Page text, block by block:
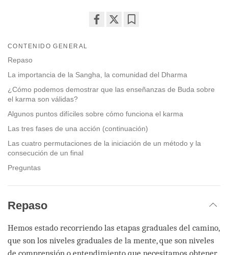
CONTENIDO GENERAL
Repaso
La importancia de la Sangha, la comunidad del Dharma
¿Cómo podemos demostrar que las enseñanzas de Buda sobre
el karma son válidas?
Algunos puntos difíciles sobre cómo funciona el karma
Las tres fases de una acción (continuación)
Las cuatro permutaciones de la iniciación de un método y la
consecución de un final
Preguntas
Repaso
Hemos estado recorriendo las etapas graduales del camino,
que son los niveles graduales de la mente, que son niveles